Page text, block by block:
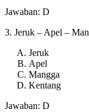
Jawaban: D
3. Jeruk – Apel –
Jeruk
Apel
Mangga
Kentang
Jawaban: D